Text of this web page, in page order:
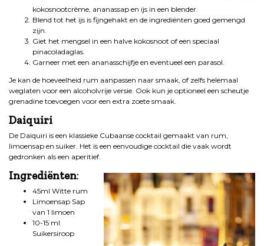
kokosnootcrème, ananassap en ijs in een blender.
Blend tot het ijs is fijngehakt en de ingrediënten goed gemengd
zijn.
Giet het mengsel in een halve kokosnoot of een speciaal
pinacoladaglas.
Garneer met een ananasschijfje en eventueel een parasol.
Je kan de hoeveelheid rum aanpassen naar smaak, of zelfs helemaal
weglaten voor een alcoholvrije versie. Ook kun je optioneel een scheutje
grenadine toevoegen voor een extra zoete smaak.
Daiquiri
De Daiquiri is een klassieke Cubaanse cocktail gemaakt van rum,
limoensap en suiker. Het is een eenvoudige cocktail die vaak wordt
gedronken als een aperitief.
Ingrediënten:
45ml Witte rum
Limoensap Sap
van 1 limoen
10-15 ml
Suikersiroop